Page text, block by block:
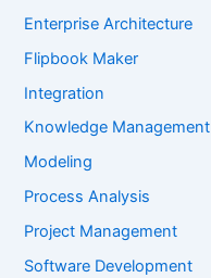
Enterprise Architecture
Flipbook Maker
Integration
Knowledge Management
Modeling
Process Analysis
Project Management
Software Development